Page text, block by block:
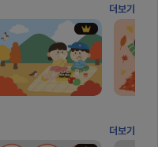
더보기
더보기